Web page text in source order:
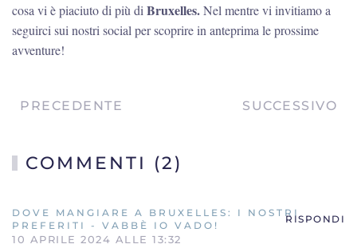
cosa vi è piaciuto di più diBruxelles.Nel mentre vi invitiamo a
seguirci sui nostri social per scoprire in anteprima le prossime
avventure!
PRECEDENTE SUCCESSIVO
COMMENTI (2)
DOVE MANGIARE A BRUXELLES: I NOSTRI
PREFERITI - VABBÈ IO VADO!
10 APRILE 2024 ALLE 13:32
RISPONDI